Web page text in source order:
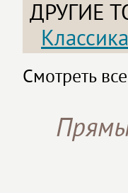
ДРУГИЕ
Классика
Смотреть